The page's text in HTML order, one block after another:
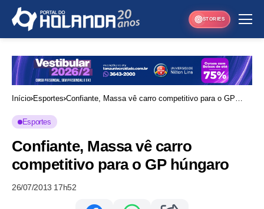
STORIES
Início Esportes Confiante, Massa vê carro competitivo para o GP
Esportes
Confiante, Massa vê carro
competitivo para o GP húngaro
26/07/2013 17h52